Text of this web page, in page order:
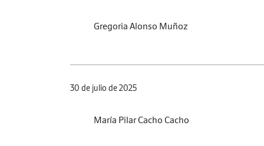
Gregoria Alonso Muñoz
30 de julio de 2025
María Pilar Cacho Cacho